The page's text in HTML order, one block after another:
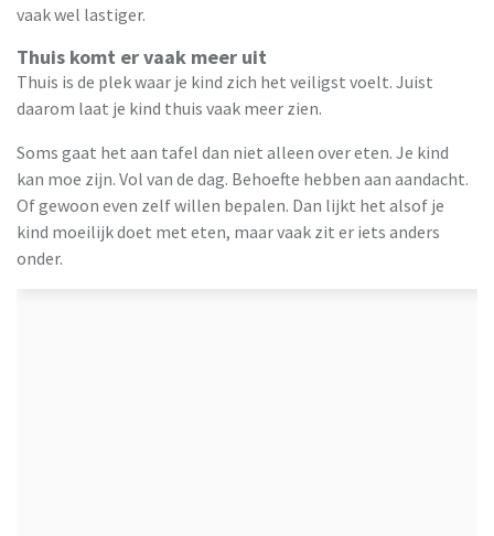
vaak wel lastiger.
Thuis komt er vaak meer uit
Thuis is de plek waar je kind zich het veiligst voelt. Juist
daarom laat je kind thuis vaak meer zien.
Soms gaat het aan tafel dan niet alleen over eten. Je kind
kan moe zijn. Vol van de dag. Behoefte hebben aan aandacht.
Of gewoon even zelf willen bepalen. Dan lijkt het alsof je
kind moeilijk doet met eten, maar vaak zit er iets anders
onder.